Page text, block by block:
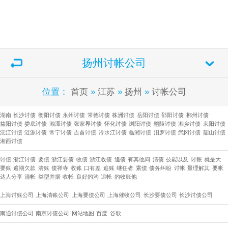
扬州讨帐公司
位置： 首页» 江苏» 扬州 » 讨帐公司
湖南 长沙讨债 衡阳讨债 永州讨债 常德讨债 株洲讨债 岳阳讨债 邵阳讨债 郴州讨债
益阳讨债 娄底讨债 湘潭讨债 张家界讨债 怀化讨债 浏阳讨债 醴陵讨债 湘乡讨债 耒阳讨债
沅江讨债 涟源讨债 常宁讨债 吉首讨债 冷水江讨债 临湘讨债 汨罗讨债 武冈讨债 韶山讨债
湘西讨债
讨债 浙江讨债 要债 浙江要债 收债 浙江收债 追债 有其他问 清债 技能以及 讨账 就是大
要账 逾期欠款 清账 债禅寺 收账 口有差 追账 继任者 索债 债务纠纷 讨帐 量理解其 要帐
达人分享 清帐 类型并据 收帐 良好的沟 追帐 的收账他
上海讨账公司 上海清账公司 上海要债公司 上海催收公司 长沙要债公司 ​长沙讨债公司
南通讨债公司 南京讨债公司 网站地图 百度 谷歌